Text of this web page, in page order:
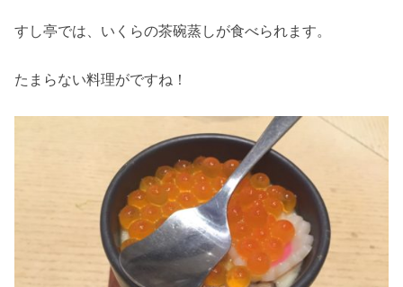
すし亭では、いくらの茶碗蒸しが食べられます。
たまらない料理がですね！